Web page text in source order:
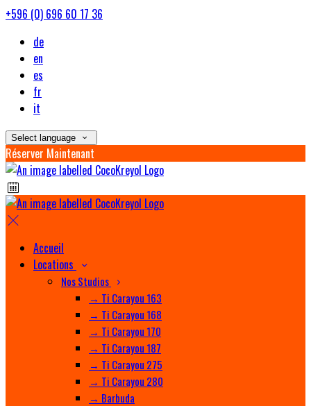
+596 (0) 696 60 17 36
de
en
es
fr
it
Select language
Réserver Maintenant
Accueil
Locations
Nos Studios
→ Ti Carayou 163
→ Ti Carayou 168
→ Ti Carayou 170
→ Ti Carayou 187
→ Ti Carayou 275
→ Ti Carayou 280
→ Barbuda